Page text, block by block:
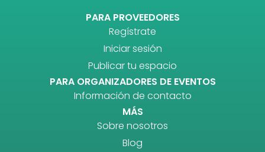
PARA PROVEEDORES
Regístrate
Iniciar sesión
Publicar tu espacio
PARA ORGANIZADORES DE EVENTOS
Información de contacto
MÁS
Sobre nosotros
Blog